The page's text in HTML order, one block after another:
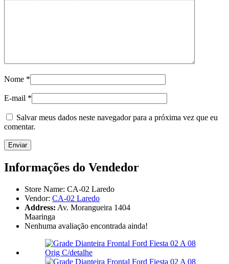
Nome *
E-mail *
Salvar meus dados neste navegador para a próxima vez que eu
comentar.
Informações do Vendedor
Store Name: CA-02 Laredo
Vendor: CA-02 Laredo
Address: Av. Morangueira 1404
Maaringa
Nenhuma avaliação encontrada ainda!